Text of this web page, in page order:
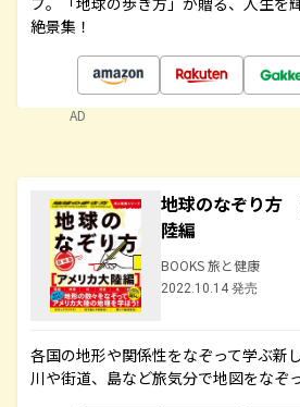
絶景集！
AD
地球のなぞり
陸編
BOOKS 旅と健康
2022.10.14 発売
各国の地形や関係性をなぞって学ぶ新
川や街道、島など旅気分で地図をなぞ